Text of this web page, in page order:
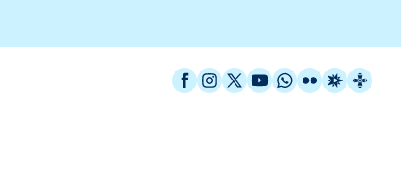
Facebook
Instagram
X / Twitter
YouTube
WhatsApp
FlickrRadio